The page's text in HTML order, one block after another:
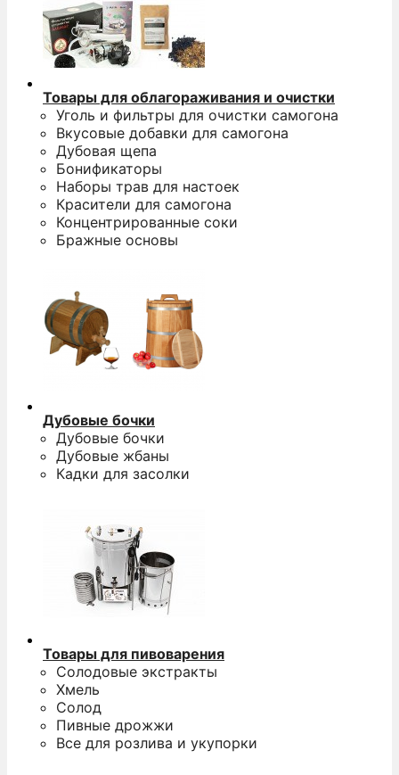
Товары для облагораживания и очистки
Уголь и фильтры для очистки самогона
Вкусовые добавки для самогона
Дубовая щепа
Бонификаторы
Наборы трав для настоек
Красители для самогона
Концентрированные соки
Бражные основы
Дубовые бочки
Дубовые бочки
Дубовые жбаны
Кадки для засолки
Товары для пивоварения
Солодовые экстракты
Хмель
Солод
Пивные дрожжи
Все для розлива и укупорки